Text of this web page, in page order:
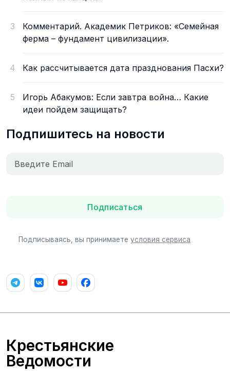
3
Комментарий. Академик Петриков: «Семейная
ферма – фундамент цивилизации».
4 Как рассчитывается дата празднования Пасхи?
5
Игорь Абакумов: Если завтра война… Какие
идеи пойдем защищать?
Подпишитесь на новости
Подписаться
Подписываясь, вы принимаете условия сервиса
Крестьянские
Ведомости